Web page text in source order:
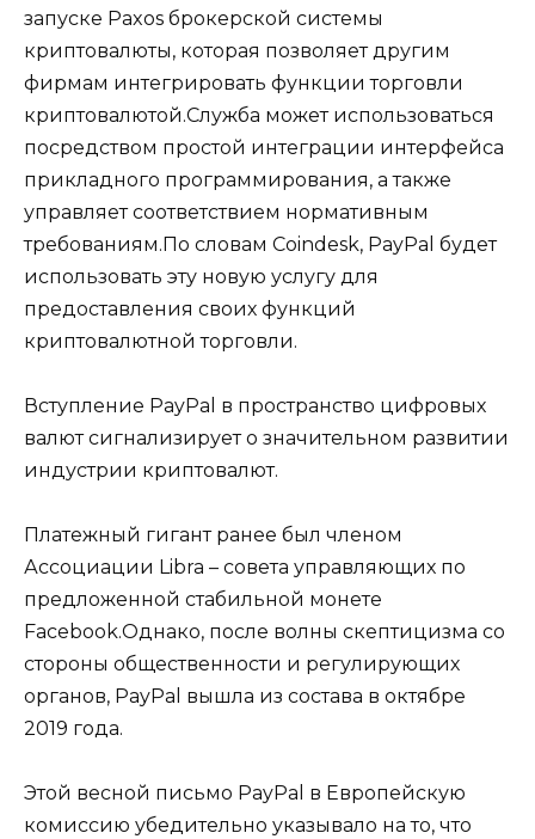
запуске Paxos брокерской системы
криптовалюты, которая позволяет другим
фирмам интегрировать функции торговли
криптовалютой.Служба может использоваться
посредством простой интеграции интерфейса
прикладного программирования, а также
управляет соответствием нормативным
требованиям.По словам Coindesk, PayPal будет
использовать эту новую услугу для
предоставления своих функций
криптовалютной торговли.
Вступление PayPal в пространство цифровых
валют сигнализирует о значительном развитии
индустрии криптовалют.
Платежный гигант ранее был членом
Ассоциации Libra – совета управляющих по
предложенной стабильной монете
Facebook.Однако, после волны скептицизма со
стороны общественности и регулирующих
органов, PayPal вышла из состава в октябре
2019 года.
Этой весной письмо PayPal в Европейскую
комиссию убедительно указывало на то, что